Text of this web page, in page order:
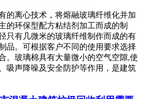
的离心技术，将熔融玻璃纤维化并加
的环保型配方粘结剂加工而成的制
只有几微米的玻璃纤维制作而成的有
品。可根据客户不同的使用要求选择
。玻璃棉具有大量微小的空气空隙,使
吸声降噪及安全防护等作用，是建筑